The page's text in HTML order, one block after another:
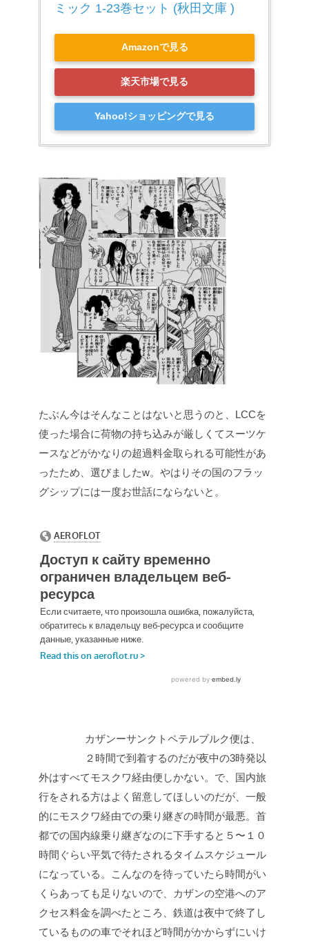
ミック 1-23巻セット (秋田文庫 )
Amazonで見る
楽天市場で見る
Yahoo!ショッピングで見る
たぶん今はそんなことはないと思うのと、LCCを
使った場合に荷物の持ち込みが厳しくてスーツケ
ースなどがかなりの超過料金取られる可能性があ
ったため、選びましたw。やはりその国のフラッ
グシップには一度お世話にならないと。
カザンーサンクトペテルブルク便は、
２時間で到着するのだが夜中の3時発以
外はすべてモスクワ経由便しかない。で、国内旅
行をされる方はよく留意してほしいのだが、一般
的にモスクワ経由での乗り継ぎの時間が最悪。首
都での国内線乗り継ぎなのに下手すると５〜１０
時間ぐらい平気で待たされるタイムスケジュール
になっている。こんなのを待っていたら時間がい
くらあっても足りないので、カザンの空港へのア
クセス料金を調べたところ、鉄道は夜中で終了し
ているものの車でそれほど時間がかからずにいけ